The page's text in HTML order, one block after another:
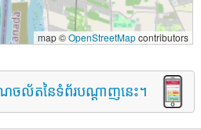
map ©OpenStreetMapcontributors
ចល័តនៃទំព័របណ្តាញនេះ។